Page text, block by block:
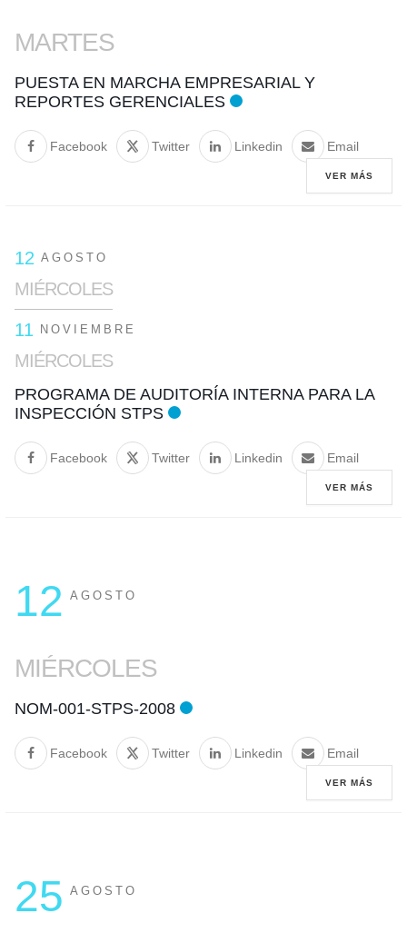
MARTES
PUESTA EN MARCHA EMPRESARIAL Y
REPORTES GERENCIALES
Facebook Twitter Linkedin Email
VER MÁS
12 AGOSTO
MIÉRCOLES
11 NOVIEMBRE
MIÉRCOLES
PROGRAMA DE AUDITORÍA INTERNA PARA LA
INSPECCIÓN STPS
Facebook Twitter Linkedin Email
VER MÁS
12 AGOSTO
MIÉRCOLES
NOM-001-STPS-2008
Facebook Twitter Linkedin Email
VER MÁS
25 AGOSTO